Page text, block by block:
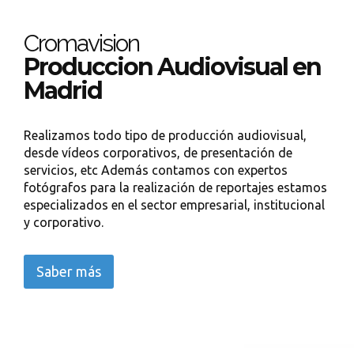
Cromavision
Produccion Audiovisual en
Madrid
Realizamos todo tipo de producción audiovisual,
desde vídeos corporativos, de presentación de
servicios, etc Además contamos con expertos
fotógrafos para la realización de reportajes estamos
especializados en el sector empresarial, institucional
y corporativo.
Saber más